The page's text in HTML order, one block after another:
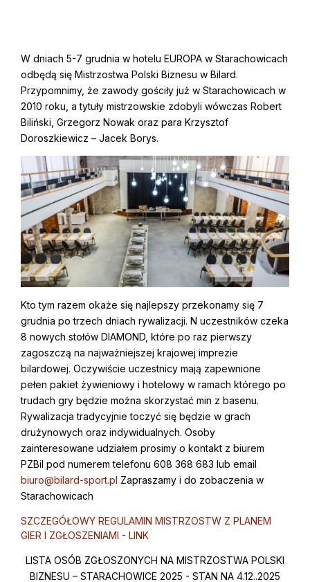
W dniach 5-7 grudnia w hotelu EUROPA w Starachowicach
odbędą się Mistrzostwa Polski Biznesu w Bilard.
Przypomnimy, że zawody gościły już w Starachowicach w
2010 roku, a tytuły mistrzowskie zdobyli wówczas Robert
Biliński, Grzegorz Nowak oraz para Krzysztof
Doroszkiewicz – Jacek Borys.
Kto tym razem okaże się najlepszy przekonamy się 7
grudnia po trzech dniach rywalizacji. N uczestników czeka
8 nowych stołów DIAMOND, które po raz pierwszy
zagoszczą na najważniejszej krajowej imprezie
bilardowej. Oczywiście uczestnicy mają zapewnione
pełen pakiet żywieniowy i hotelowy w ramach którego po
trudach gry będzie można skorzystać min z basenu.
Rywalizacja tradycyjnie toczyć się będzie w grach
drużynowych oraz indywidualnych. Osoby
zainteresowane udziałem prosimy o kontakt z biurem
PZBil pod numerem telefonu 608 368 683 lub email
biuro@bilard-sport.pl Zapraszamy i do zobaczenia w
Starachowicach
SZCZEGÓŁOWY REGULAMIN MISTRZOSTW Z PLANEM
GIER I ZGŁOSZENIAMI - LINK
LISTA OSÓB ZGŁOSZONYCH NA MISTRZOSTWA POLSKI
BIZNESU – STARACHOWICE 2025 - STAN NA 4.12..2025